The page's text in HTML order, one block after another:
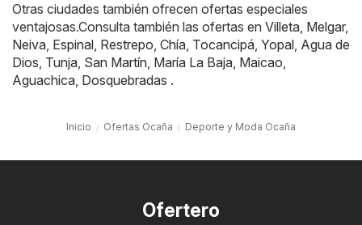
Otras ciudades también ofrecen ofertas especiales
ventajosas.Consulta también las ofertas en Villeta, Melgar,
Neiva, Espinal, Restrepo, Chía, Tocancipá, Yopal, Agua de
Dios, Tunja, San Martín, María La Baja, Maicao,
Aguachica, Dosquebradas .
Inicio Ofertas Ocaña Deporte y Moda Ocaña
Ofertero